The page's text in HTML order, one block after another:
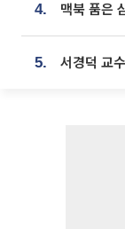
4.
5.